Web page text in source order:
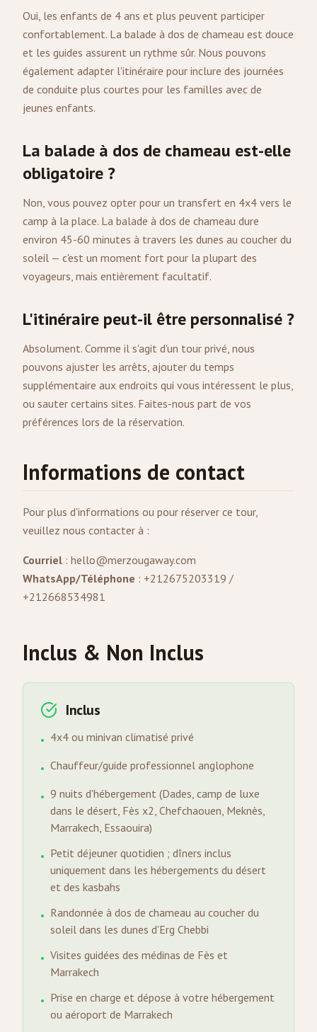
Oui, les enfants de 4 ans et plus peuvent participer
confortablement. La balade à dos de chameau est douce
et les guides assurent un rythme sûr. Nous pouvons
également adapter l'itinéraire pour inclure des journées
de conduite plus courtes pour les familles avec de
jeunes enfants.
La balade à dos de chameau est-elle
obligatoire ?
Non, vous pouvez opter pour un transfert en 4x4 vers le
camp à la place. La balade à dos de chameau dure
environ 45-60 minutes à travers les dunes au coucher du
soleil — c'est un moment fort pour la plupart des
voyageurs, mais entièrement facultatif.
L'itinéraire peut-il être personnalisé ?
Absolument. Comme il s'agit d'un tour privé, nous
pouvons ajuster les arrêts, ajouter du temps
supplémentaire aux endroits qui vous intéressent le plus,
ou sauter certains sites. Faites-nous part de vos
préférences lors de la réservation.
Informations de contact
Pour plus d'informations ou pour réserver ce tour,
veuillez nous contacter à :
Courriel : hello@merzougaway.com
WhatsApp/Téléphone : +212675203319 /
+212668534981
Inclus & Non Inclus
Inclus
• 4x4 ou minivan climatisé privé
• Chauffeur/guide professionnel anglophone
• 9 nuits d'hébergement (Dades, camp de luxe
dans le désert, Fès x2, Chefchaouen, Meknès,
Marrakech, Essaouira)
• Petit déjeuner quotidien ; dîners inclus
uniquement dans les hébergements du désert
et des kasbahs
• Randonnée à dos de chameau au coucher du
soleil dans les dunes d'Erg Chebbi
• Visites guidées des médinas de Fès et
Marrakech
• Prise en charge et dépose à votre hébergement
ou aéroport de Marrakech